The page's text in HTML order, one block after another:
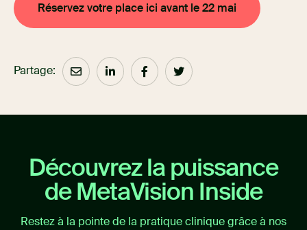
Réservez votre place ici avant le 22 mai
Partage:
Découvrez la puissance
de MetaVision Inside
Restez à la pointe de la pratique clinique grâce à nos